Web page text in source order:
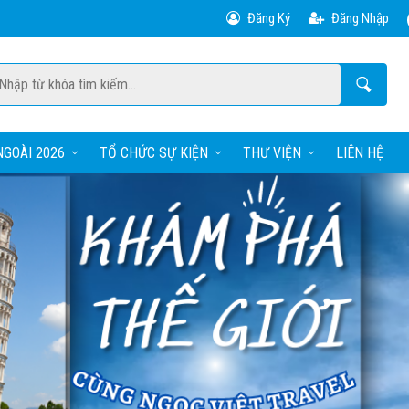
Đăng Ký Đăng Nhập
2026 TỔ CHỨC SỰ KIỆN THƯ VIỆN LIÊN HỆ